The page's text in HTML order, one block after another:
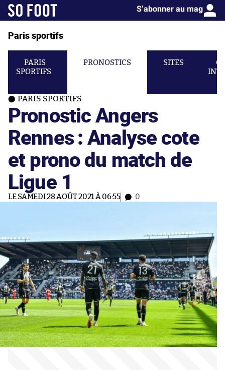
S’abonner au mag
Paris sportifs
PARIS
SPORTIFS
PRONOSTICS SITES
PARIS SPORTIFS
Pronostic Angers
Rennes : Analyse cote
et prono du match de
Ligue 1
LE SAMEDI 28 AOÛT 2021 À 06:55 0